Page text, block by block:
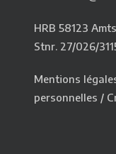
HRB 58123
Stnr. 27/026/
Mentions
personnelles /